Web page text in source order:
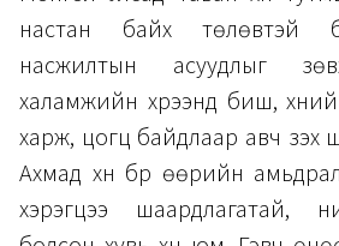
настан байх төлөвтэй
насжилтын асуудлыг
халамжийн хүрээнд биш,
харж, цогц байдлаар авч үзэх
Ахмад хүн бүр өөрийн
хэрэгцээ шаардлагатай,